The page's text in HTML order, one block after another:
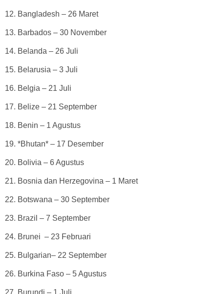
12. Bangladesh – 26 Maret
13. Barbados – 30 November
14. Belanda – 26 Juli
15. Belarusia – 3 Juli
16. Belgia – 21 Juli
17. Belize – 21 September
18. Benin – 1 Agustus
19. *Bhutan* – 17 Desember
20. Bolivia – 6 Agustus
21. Bosnia dan Herzegovina – 1 Maret
22. Botswana – 30 September
23. Brazil – 7 September
24. Brunei – 23 Februari
25. Bulgarian– 22 September
26. Burkina Faso – 5 Agustus
27. Burundi – 1 Juli